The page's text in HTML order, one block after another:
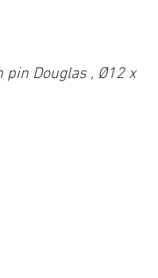
pin Douglas , Ø12 x